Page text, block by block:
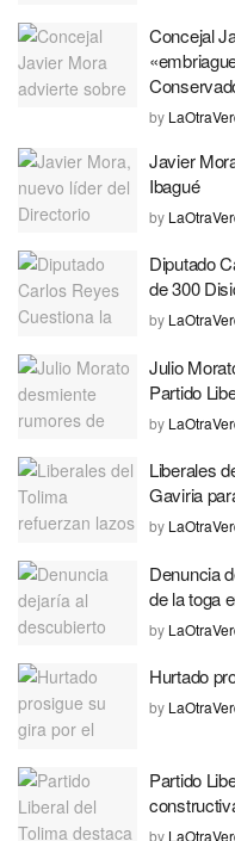
Concejal
by
Javier
Ibagué
by
Diputado
de 300
by
Julio
Partido
by
Liberales
Gaviria
by
Denuncia
de la toga
by
Hurtado
by
Partido
by